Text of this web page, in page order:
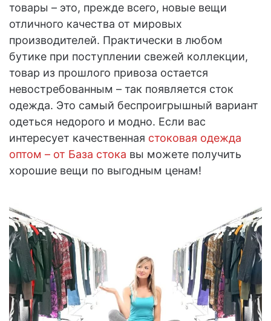
товары – это, прежде всего, новые вещи
отличного качества от мировых
производителей. Практически в любом
бутике при поступлении свежей коллекции,
товар из прошлого привоза остается
невостребованным – так появляется сток
одежда. Это самый беспроигрышный вариант
одеться недорого и модно. Если вас
интересует качественная стоковая одежда
оптом – от База стока вы можете получить
хорошие вещи по выгодным ценам!